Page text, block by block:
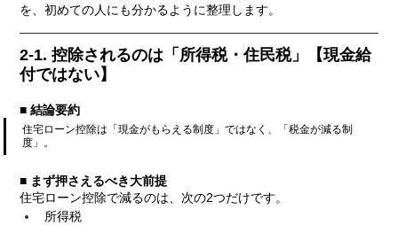
を、初めての人にも分かるように整理します。
2-1. 控除されるのは「所得税・住民税」【現金給
付ではない】
■ 結論要約
住宅ローン控除は「現金がもらえる制度」ではなく、「税金が減る制
度」。
■ まず押さえるべき大前提
住宅ローン控除で減るのは、次の2つだけです。
所得税